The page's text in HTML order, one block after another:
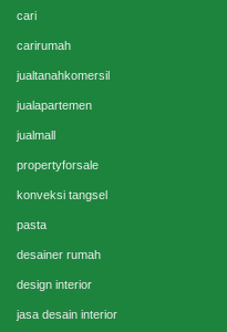
cari
carirumah
jualtanahkomersil
jualapartemen
jualmall
propertyforsale
konveksi tangsel
pasta
desainer rumah
design interior
jasa desain interior